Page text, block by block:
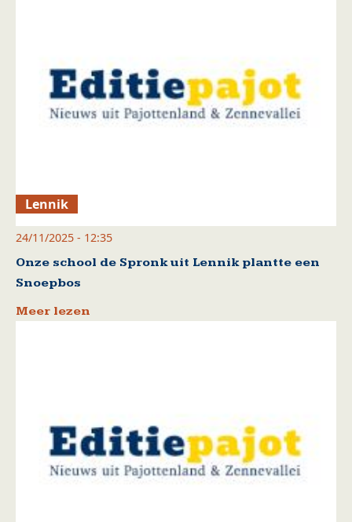
Lennik
24/11/2025 - 12:35
Onze school de Spronk uit Lennik plantte een
Snoepbos
Meer lezen